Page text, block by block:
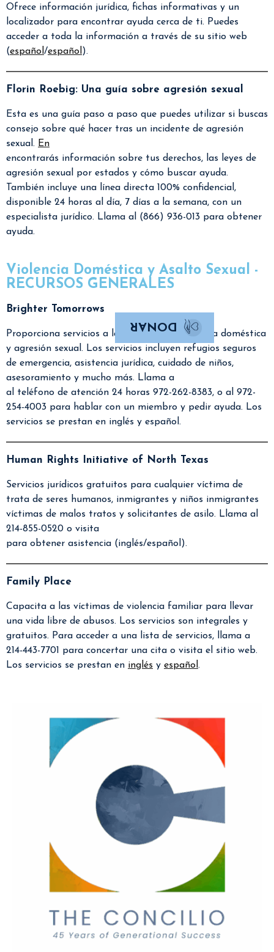
DONAR
Ofrece información jurídica, fichas informativas y un
localizador para encontrar ayuda cerca de ti. Puedes
acceder a toda la información a través de su sitio web
(español /español ).
Florin Roebig: Una guía sobre agresión sexual
Esta es una guía paso a paso que puedes utilizar si buscas
consejo sobre qué hacer tras un incidente de agresión
sexual. En
encontrarás información sobre tus derechos, las leyes de
agresión sexual por estados y cómo buscar ayuda.
También incluye una línea directa 100% confidencial,
disponible 24 horas al día, 7 días a la semana, con un
especialista jurídico. Llama al (866) 936-013 para obtener
ayuda.
Violencia Doméstica y Asalto Sexual -
RECURSOS GENERALES
Brighter Tomorrows
Proporciona servicios a las víctimas de violencia doméstica
y agresión sexual. Los servicios incluyen refugios seguros
de emergencia, asistencia jurídica, cuidado de niños,
asesoramiento y mucho más. Llama a
al teléfono de atención 24 horas 972-262-8383, o al 972-
254-4003 para hablar con un miembro y pedir ayuda. Los
servicios se prestan en inglés y español.
Human Rights Initiative of North Texas
Servicios jurídicos gratuitos para cualquier víctima de
trata de seres humanos, inmigrantes y niños inmigrantes
víctimas de malos tratos y solicitantes de asilo. Llama al
214-855-0520 o visita
para obtener asistencia (inglés/español).
Family Place
Capacita a las víctimas de violencia familiar para llevar
una vida libre de abusos. Los servicios son integrales y
gratuitos. Para acceder a una lista de servicios, llama a
214-443-7701 para concertar una cita o visita el sitio web.
Los servicios se prestan en inglés y español .